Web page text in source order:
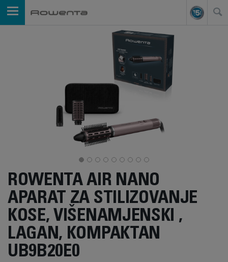
ROWENTA AIR NANO
APARAT ZA STILIZOVANJE
KOSE, VIŠENAMJENSKI ,
LAGAN, KOMPAKTAN
UB9B20E0